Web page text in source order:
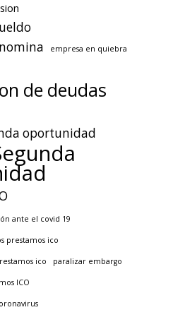
empresa en quiebra
de deudas
oportunidad
ante el covid 19
prestamos ico
ico paralizar embargo
ICO